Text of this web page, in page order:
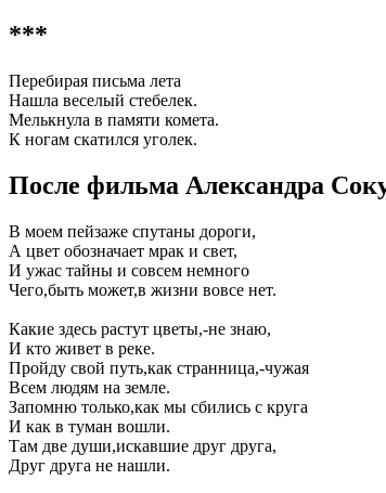
***
Перебирая письма лета
Нашла веселый стебелек.
Мелькнула в памяти комета.
К ногам скатился уголек.
После фильма Александра
В моем пейзаже спутаны дороги,
А цвет обозначает мрак и свет,
И ужас тайны и совсем немного
Чего,быть может,в жизни вовсе нет.
Какие здесь растут цветы,-не знаю,
И кто живет в реке.
Пройду свой путь,как странница,-чужая
Всем людям на земле.
Запомню только,как мы сбились с круга
И как в туман вошли.
Там две души,искавшие друг друга,
Друг друга не нашли.